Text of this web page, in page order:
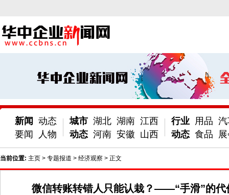
新闻
要闻
动态
人物
城市
动态
湖北 湖南 江西
河南 安徽 山西
行业
动态
用品
食品
当前位置: 主页 > 专题报道 > 经济观察 > 正文
微信转账转错人只能认栽？——“手滑”的代